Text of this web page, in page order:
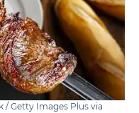
Getty Images Plus via